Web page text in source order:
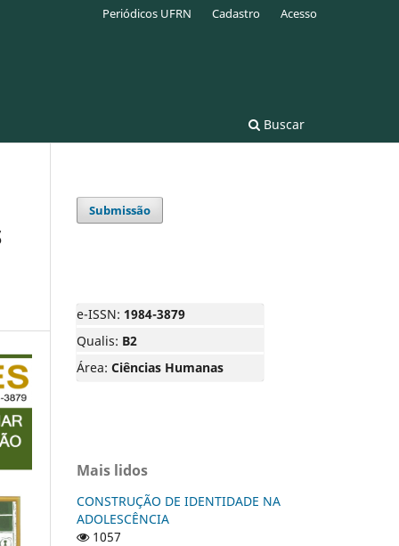
Buscar
Periódicos UFRN Cadastro Acesso
Submissão
e-ISSN: 1984-3879
Qualis: B2
Área: Ciências Humanas
Mais lidos
CONSTRUÇÃO DE IDENTIDADE NA
ADOLESCÊNCIA
1057